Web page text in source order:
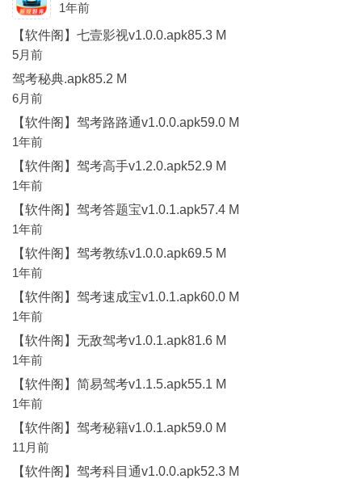
1年前
【软件阁】七壹影视v1.0.0.apk85.3 M
5月前
驾考秘典.apk85.2 M
6月前
【软件阁】驾考路路通v1.0.0.apk59.0 M
1年前
【软件阁】驾考高手v1.2.0.apk52.9 M
1年前
【软件阁】驾考答题宝v1.0.1.apk57.4 M
1年前
【软件阁】驾考教练v1.0.0.apk69.5 M
1年前
【软件阁】驾考速成宝v1.0.1.apk60.0 M
1年前
【软件阁】无敌驾考v1.0.1.apk81.6 M
1年前
【软件阁】简易驾考v1.1.5.apk55.1 M
1年前
【软件阁】驾考秘籍v1.0.1.apk59.0 M
11月前
【软件阁】驾考科目通v1.0.0.apk52.3 M